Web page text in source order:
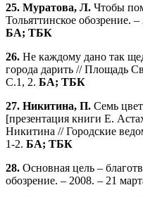
25. Муратова, Л. Чтобы
Тольяттинское обозрение.
БА; ТБК
26. Не каждому дано так
города дарить // Площадь
С.1, 2. БА; ТБК
27. Никитина, П. Семь
[презентация книги Е.
Никитина // Городские
1-2. БА; ТБК
28. Основная цель –
обозрение. – 2008. – 21